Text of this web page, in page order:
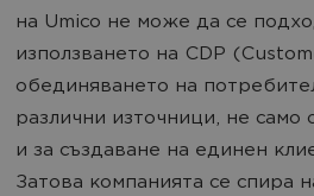
на Umico не може да се
използването на CDP
обединяването на
различни източници, не само
и за създаване на единен
Затова компанията се спира